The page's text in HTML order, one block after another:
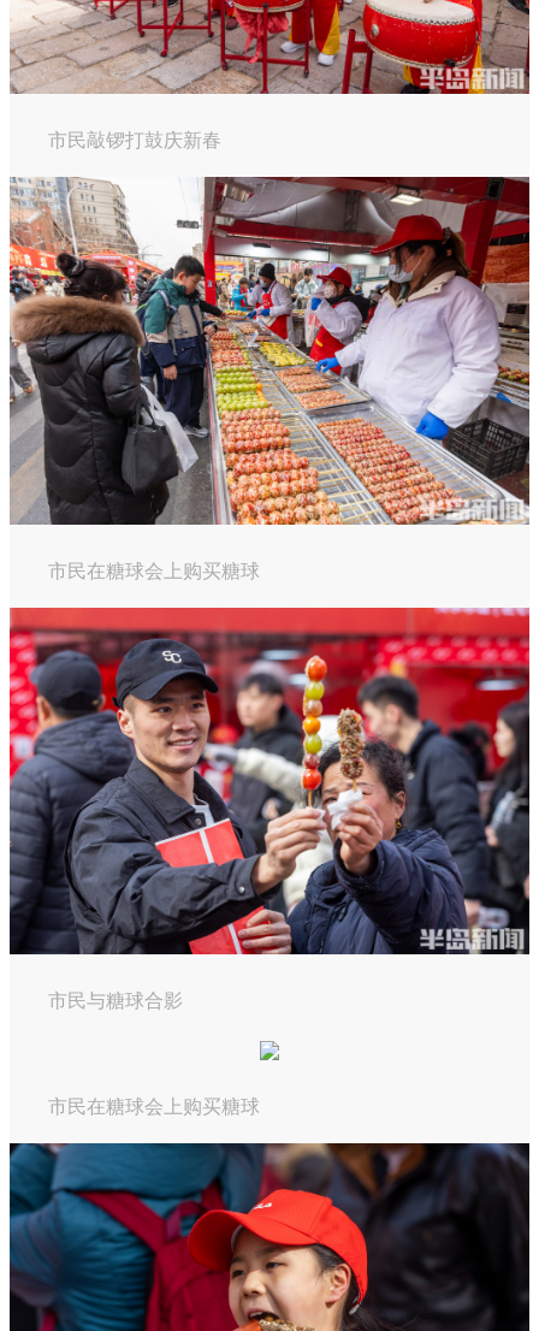
市民敲锣打鼓庆新春
市民在糖球会上购买糖球
市民与糖球合影
市民在糖球会上购买糖球